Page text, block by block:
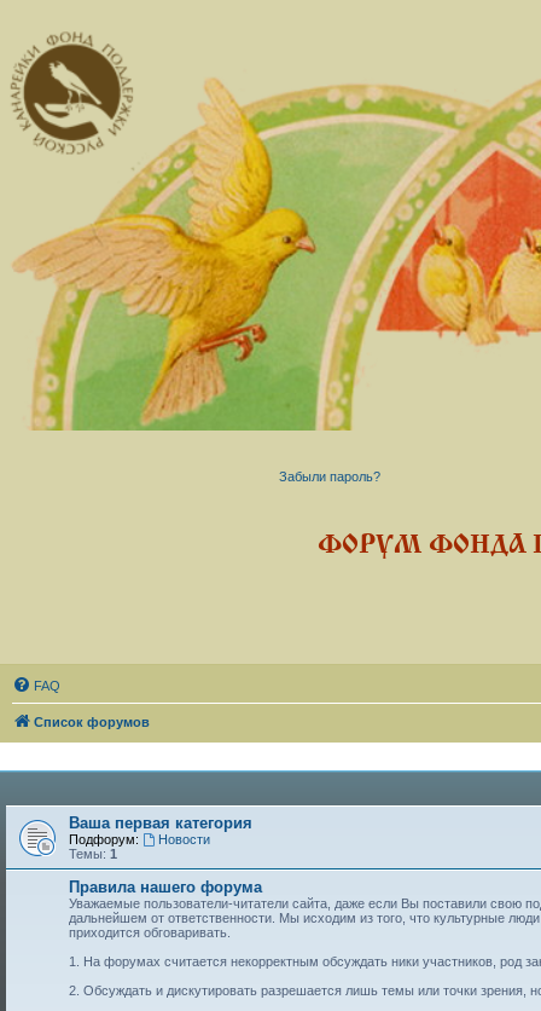
Забыли пароль?
ФОРУМ ФОНДА
FAQ
Список форумов
Ваша первая категория
Подфорум:
Новости
Темы: 1
Правила нашего форума
Уважаемые пользователи-читатели сайта, даже если Вы поставили свою
дальнейшем от ответственности. Мы исходим из того, что культурные
приходится обговаривать.
1. На форумах считается некорректным обсуждать ники участников, род
2. Обсуждать и дискутировать разрешается лишь темы или точки зрения,